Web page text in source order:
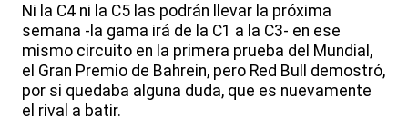
Ni la C4 ni la C5 las podrán llevar la próxima
semana -la gama irá de la C1 a la C3- en ese
mismo circuito en la primera prueba del Mundial,
el Gran Premio de Bahrein, pero Red Bull demostró,
por si quedaba alguna duda, que es nuevamente
el rival a batir.